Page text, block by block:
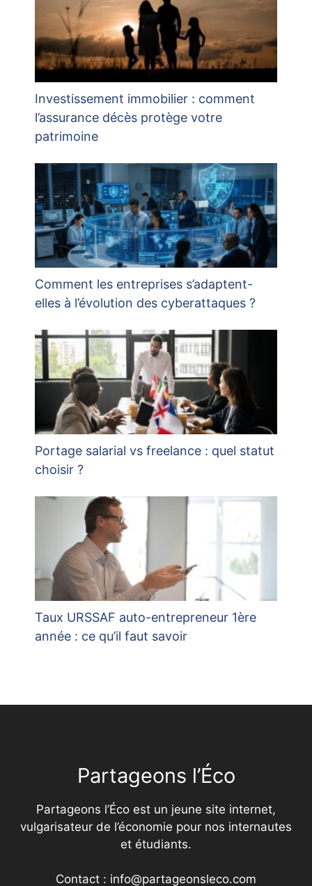
Investissement immobilier : comment
l’assurance décès protège votre
patrimoine
Comment les entreprises s’adaptent-
elles à l’évolution des cyberattaques ?
Portage salarial vs freelance : quel statut
choisir ?
Taux URSSAF auto-entrepreneur 1ère
année : ce qu’il faut savoir
Partageons l’Éco
Partageons l’Éco est un jeune site internet,
vulgarisateur de l’économie pour nos internautes
et étudiants.
Contact : info@partageonsleco.com